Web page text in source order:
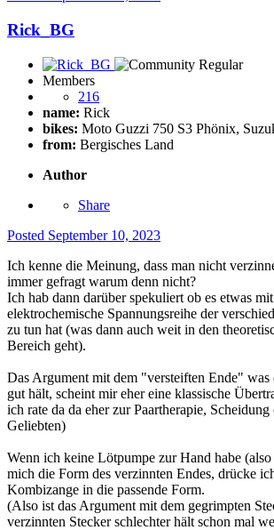
Rick_BG
Members
216
name: Rick
bikes: Moto Guzzi 750 S3 Phönix,
from: Bergisches Land
Author
Share
Posted September 10, 2023
Ich kenne die Meinung, dass man nicht
immer gefragt warum denn nicht?
Ich hab dann darüber spekuliert ob es etwas
elektrochemische Spannungsreihe der
zu tun hat (was dann auch weit in den
Bereich geht).
Das Argument mit dem "versteiften Ende" was
gut hält, scheint mir eher eine klassische
ich rate da da eher zur Paartherapie,
Geliebten)
Wenn ich keine Lötpumpe zur Hand habe
mich die Form des verzinnten Endes, drücke
Kombizange in die passende Form.
(Also ist das Argument mit dem gegrimpten
verzinnten Stecker schlechter hält schon mal